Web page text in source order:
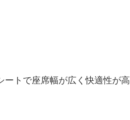
トで座席幅が広く快適性が高